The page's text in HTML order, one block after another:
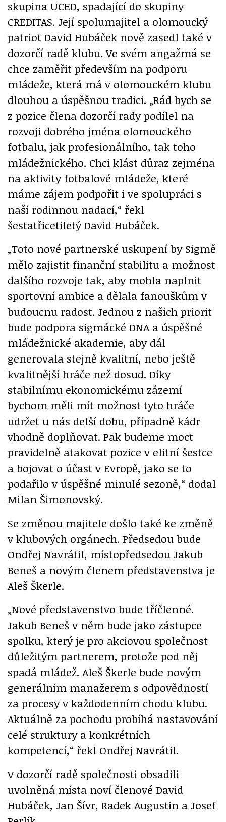
skupina UCED, spadající do skupiny
CREDITAS. Její spolumajitel a olomoucký
patriot David Hubáček nově zasedl také v
dozorčí radě klubu. Ve svém angažmá se
chce zaměřit především na podporu
mládeže, která má v olomouckém klubu
dlouhou a úspěšnou tradici. „Rád bych se
z pozice člena dozorčí rady podílel na
rozvoji dobrého jména olomouckého
fotbalu, jak profesionálního, tak toho
mládežnického. Chci klást důraz zejména
na aktivity fotbalové mládeže, které
máme zájem podpořit i ve spolupráci s
naší rodinnou nadací,“ řekl
šestatřicetiletý David Hubáček.
„Toto nové partnerské uskupení by Sigmě
mělo zajistit finanční stabilitu a možnost
dalšího rozvoje tak, aby mohla naplnit
sportovní ambice a dělala fanouškům v
budoucnu radost. Jednou z našich priorit
bude podpora sigmácké DNA a úspěšné
mládežnické akademie, aby dál
generovala stejně kvalitní, nebo ještě
kvalitnější hráče než dosud. Díky
stabilnímu ekonomickému zázemí
bychom měli mít možnost tyto hráče
udržet u nás delší dobu, případně kádr
vhodně doplňovat. Pak budeme moct
pravidelně atakovat pozice v elitní šestce
a bojovat o účast v Evropě, jako se to
podařilo v úspěšné minulé sezoně,“ dodal
Milan Šimonovský.
Se změnou majitele došlo také ke změně
v klubových orgánech. Předsedou bude
Ondřej Navrátil, místopředsedou Jakub
Beneš a novým členem představenstva je
Aleš Škerle.
„Nové představenstvo bude tříčlenné.
Jakub Beneš v něm bude jako zástupce
spolku, který je pro akciovou společnost
důležitým partnerem, protože pod něj
spadá mládež. Aleš Škerle bude novým
generálním manažerem s odpovědností
za procesy v každodenním chodu klubu.
Aktuálně za pochodu probíhá nastavování
celé struktury a konkrétních
kompetencí,“ řekl Ondřej Navrátil.
V dozorčí radě společnosti obsadili
uvolněná místa noví členové David
Hubáček, Jan Šívr, Radek Augustin a Josef